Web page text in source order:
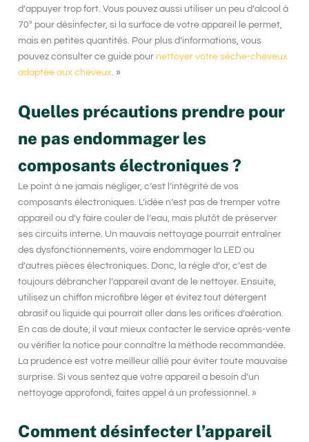
d’appuyer trop fort. Vous pouvez aussi utiliser un peu d’alcool à
70° pour désinfecter, si la surface de votre appareil le permet,
mais en petites quantités. Pour plus d’informations, vous
pouvez consulter ce guide pour nettoyer votre sèche-cheveux
adaptée aux cheveux. »
Quelles précautions prendre pour
ne pas endommager les
composants électroniques ?
Le point à ne jamais négliger, c’est l’intégrité de vos
composants électroniques. L’idée n’est pas de tremper votre
appareil ou d’y faire couler de l’eau, mais plutôt de préserver
ses circuits interne. Un mauvais nettoyage pourrait entraîner
des dysfonctionnements, voire endommager la LED ou
d’autres pièces électroniques. Donc, la règle d’or, c’est de
toujours débrancher l’appareil avant de le nettoyer. Ensuite,
utilisez un chiffon microfibre léger et évitez tout détergent
abrasif ou liquide qui pourrait aller dans les orifices d’aération.
En cas de doute, il vaut mieux contacter le service après-vente
ou vérifier la notice pour connaître la méthode recommandée.
La prudence est votre meilleur allié pour éviter toute mauvaise
surprise. Si vous sentez que votre appareil a besoin d’un
nettoyage approfondi, faites appel à un professionnel. »
Comment désinfecter l’appareil